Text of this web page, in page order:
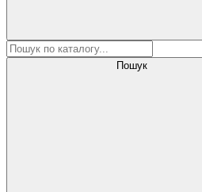
Пошук